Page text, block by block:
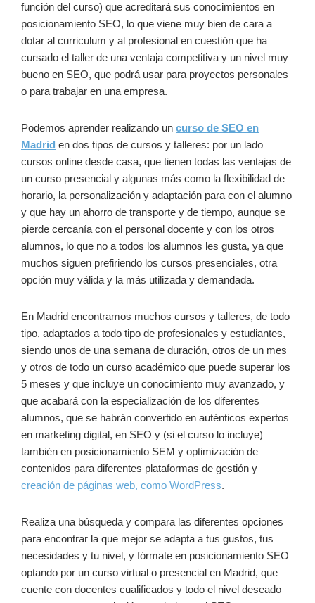
función del curso) que acreditará sus conocimientos en
posicionamiento SEO, lo que viene muy bien de cara a
dotar al curriculum y al profesional en cuestión que ha
cursado el taller de una ventaja competitiva y un nivel muy
bueno en SEO, que podrá usar para proyectos personales
o para trabajar en una empresa.
Podemos aprender realizando un curso de SEO en
Madrid en dos tipos de cursos y talleres: por un lado
cursos online desde casa, que tienen todas las ventajas de
un curso presencial y algunas más como la flexibilidad de
horario, la personalización y adaptación para con el alumno
y que hay un ahorro de transporte y de tiempo, aunque se
pierde cercanía con el personal docente y con los otros
alumnos, lo que no a todos los alumnos les gusta, ya que
muchos siguen prefiriendo los cursos presenciales, otra
opción muy válida y la más utilizada y demandada.
En Madrid encontramos muchos cursos y talleres, de todo
tipo, adaptados a todo tipo de profesionales y estudiantes,
siendo unos de una semana de duración, otros de un mes
y otros de todo un curso académico que puede superar los
5 meses y que incluye un conocimiento muy avanzado, y
que acabará con la especialización de los diferentes
alumnos, que se habrán convertido en auténticos expertos
en marketing digital, en SEO y (si el curso lo incluye)
también en posicionamiento SEM y optimización de
contenidos para diferentes plataformas de gestión y
creación de páginas web, como WordPress.
Realiza una búsqueda y compara las diferentes opciones
para encontrar la que mejor se adapta a tus gustos, tus
necesidades y tu nivel, y fórmate en posicionamiento SEO
optando por un curso virtual o presencial en Madrid, que
cuente con docentes cualificados y todo el nivel deseado